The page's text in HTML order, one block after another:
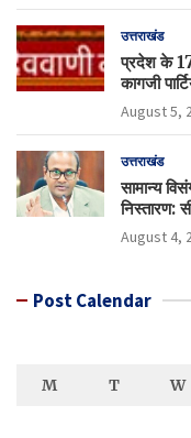
उत्तराखंड
प्रदेश के 17
कागजी
August 5,
उत्तराखंड
सामान्य
निस्तारण:
August 4,
Post Calendar
M T W